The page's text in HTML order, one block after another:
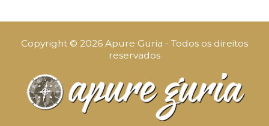
Copyright © 2026 Apure Guria - Todos os direitos
reservados